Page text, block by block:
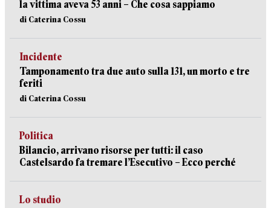
la vittima aveva 53 anni – Che cosa sappiamo
di Caterina Cossu
Incidente
Tamponamento tra due auto sulla 131, un morto e tre
feriti
di Caterina Cossu
Politica
Bilancio, arrivano risorse per tutti: il caso
Castelsardo fa tremare l’Esecutivo – Ecco perché
Lo studio